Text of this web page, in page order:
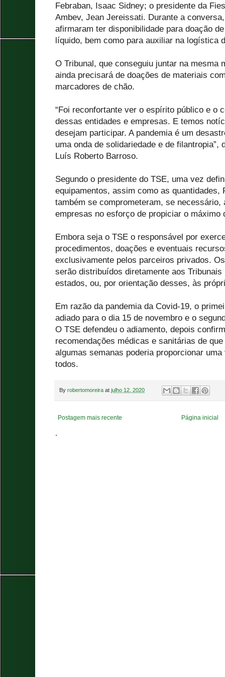
Febraban, Isaac Sidney; o presidente da
Ambev, Jean Jereissati. Durante a
afirmaram ter disponibilidade para doação
líquido, bem como para auxiliar na logística
O Tribunal, que conseguiu juntar na mesma
ainda precisará de doações de materiais
marcadores de chão.
“Foi reconfortante ver o espírito público e o
dessas entidades e empresas. E temos
desejam participar. A pandemia é um
uma onda de solidariedade e de
Luís Roberto Barroso.
Segundo o presidente do TSE, uma vez
equipamentos, assim como as quantidades,
também se comprometeram, se necessário,
empresas no esforço de propiciar o máximo
Embora seja o TSE o responsável por
procedimentos, doações e eventuais
exclusivamente pelos parceiros privados.
serão distribuídos diretamente aos
estados, ou, por orientação desses, às
Em razão da pandemia da Covid-19, o
adiado para o dia 15 de novembro e o
O TSE defendeu o adiamento, depois
recomendações médicas e sanitárias de
algumas semanas poderia proporcionar
todos.
By robertomoreira at julho 12, 2020
Postagem mais recente Página inicial
.